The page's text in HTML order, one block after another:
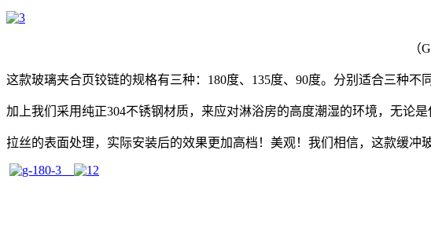
（
这款玻璃夹合页铰链的规格有三种：180度、135度、90度。分别适合三种
加上我们采用纯正304不锈钢材质，来应对淋浴房的高度潮湿的环境，无论
拉丝的表面处理，实际安装后的效果更加高档！美观！我们相信，这款缓冲